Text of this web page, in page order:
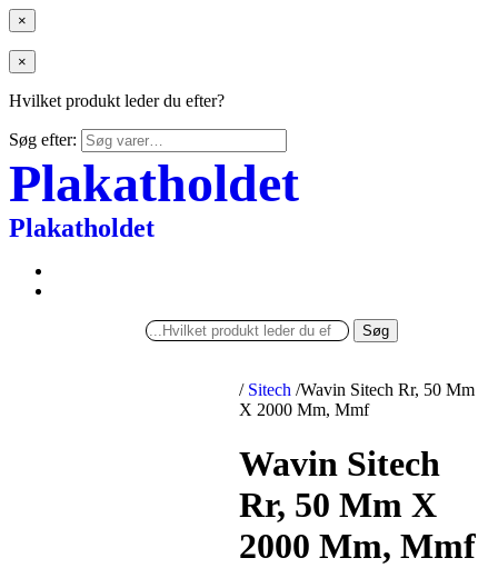
×
×
Hvilket produkt leder du efter?
Søg efter:
Plakatholdet
Plakatholdet
Søg
/ Sitech /Wavin Sitech Rr, 50 Mm
X 2000 Mm, Mmf
Wavin Sitech
Rr, 50 Mm X
2000 Mm, Mmf